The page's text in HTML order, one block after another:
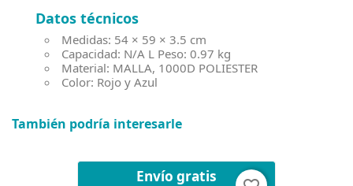
Datos técnicos
Medidas: 54 × 59 × 3.5 cm
Capacidad: N/A L Peso: 0.97 kg
Material: MALLA, 1000D POLIESTER
Color: Rojo y Azul
También podría interesarle
Envío gratis